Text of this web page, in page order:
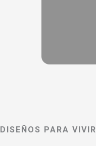
DISEÑOS PARA VIVIR